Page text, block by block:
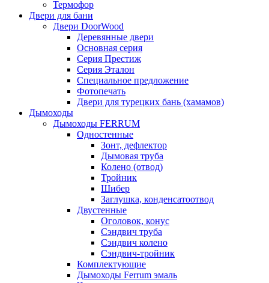
Термофор
Двери для бани
Двери DoorWood
Деревянные двери
Основная серия
Серия Престиж
Серия Эталон
Специальное предложение
Фотопечать
Двери для турецких бань (хамамов)
Дымоходы
Дымоходы FERRUM
Одностенные
Зонт, дефлектор
Дымовая труба
Колено (отвод)
Тройник
Шибер
Заглушка, конденсатоотвод
Двустенные
Оголовок, конус
Сэндвич труба
Сэндвич колено
Сэндвич-тройник
Комплектующие
Дымоходы Ferrum эмаль